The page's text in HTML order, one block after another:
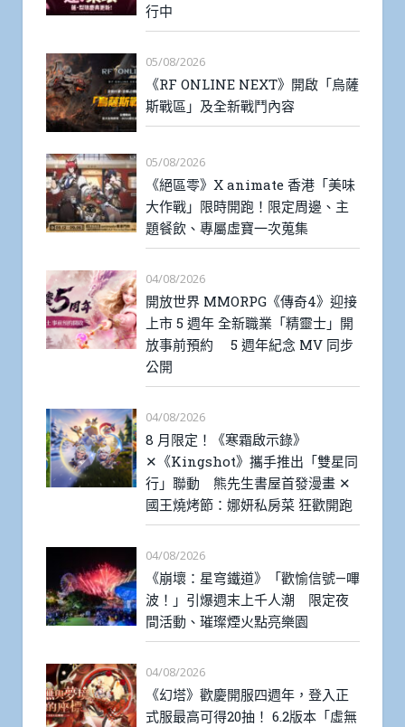
行中
05/08/2026
《RF ONLINE NEXT》開啟「烏薩
斯戰區」及全新戰鬥內容
05/08/2026
《絕區零》X animate 香港「美味
大作戰」限時開跑！限定周邊、主
題餐飲、專屬虛寶一次蒐集
04/08/2026
開放世界 MMORPG《傳奇4》迎接
上市 5 週年 全新職業「精靈士」開
放事前預約 5 週年紀念 MV 同步
公開
04/08/2026
8 月限定！《寒霜啟示錄》
✕《Kingshot》攜手推出「雙星同
行」聯動 熊先生書屋首發漫畫 ✕
國王燒烤節：娜妍私房菜 狂歡開跑
04/08/2026
《崩壞：星穹鐵道》「歡愉信號—嗶
波！」引爆週末上千人潮 限定夜
間活動、璀璨煙火點亮樂園
04/08/2026
《幻塔》歡慶開服四週年，登入正
式服最高可得20抽！ 6.2版本「虛無